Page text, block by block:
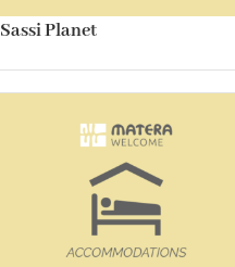
Sassi Planet